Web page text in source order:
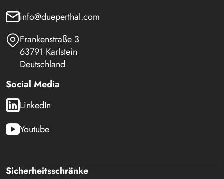
info@dueperthal.com
Frankenstraße 3
63791 Karlstein
Deutschland
Social Media
LinkedIn
Youtube
Sicherheitsschränke